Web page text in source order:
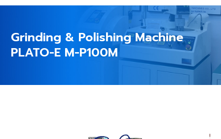
Grinding & Polishing Machine
PLATO-E M-P100M